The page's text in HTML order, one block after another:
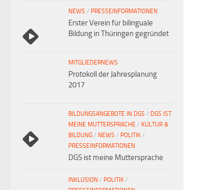
NEWS / PRESSEINFORMATIONEN
Erster Verein für bilinguale
Bildung in Thüringen gegründet
MITGLIEDERNEWS
Protokoll der Jahresplanung
2017
BILDUNGSANGEBOTE IN DGS / DGS IST
MEINE MUTTERSPRACHE / KULTUR &
BILDUNG / NEWS / POLITIK /
PRESSEINFORMATIONEN
DGS ist meine Muttersprache
INKLUSION / POLITIK /